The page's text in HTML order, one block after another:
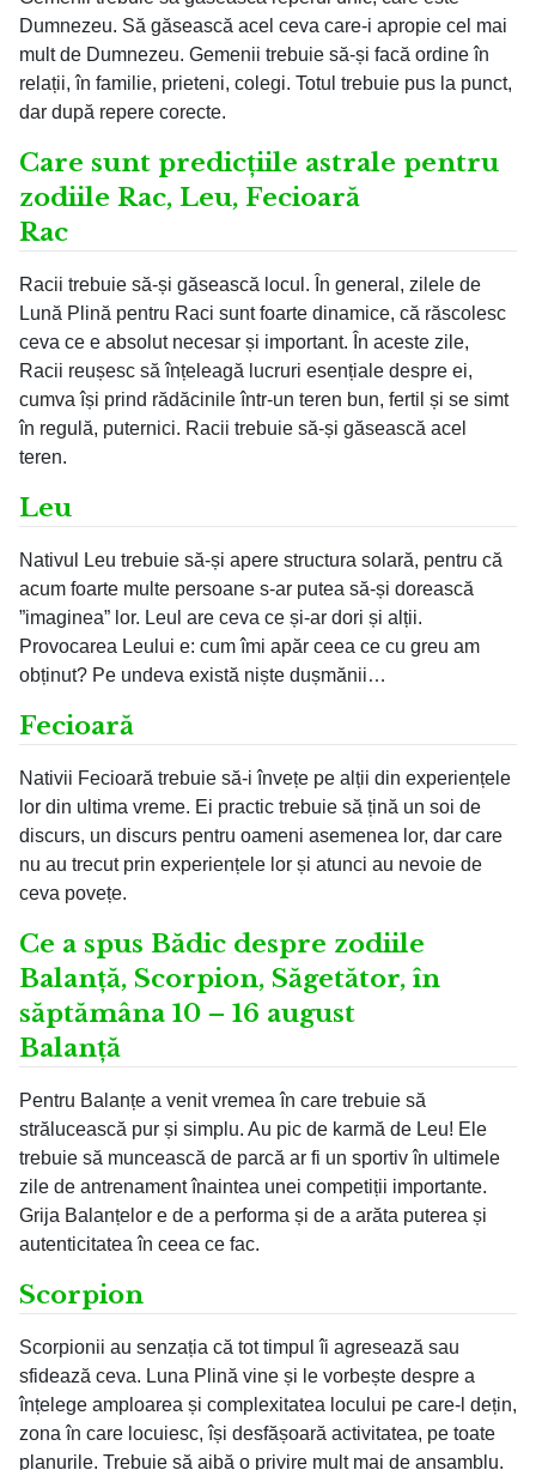
Dumnezeu. Să găsească acel ceva care-i apropie cel mai
mult de Dumnezeu. Gemenii trebuie să-și facă ordine în
relații, în familie, prieteni, colegi. Totul trebuie pus la punct,
dar după repere corecte.
Care sunt predicțiile astrale pentru
zodiile Rac, Leu, Fecioară
Rac
Racii trebuie să-și găsească locul. În general, zilele de
Lună Plină pentru Raci sunt foarte dinamice, că răscolesc
ceva ce e absolut necesar și important. În aceste zile,
Racii reușesc să înțeleagă lucruri esențiale despre ei,
cumva își prind rădăcinile într-un teren bun, fertil și se simt
în regulă, puternici. Racii trebuie să-și găsească acel
teren.
Leu
Nativul Leu trebuie să-și apere structura solară, pentru că
acum foarte multe persoane s-ar putea să-și dorească
”imaginea” lor. Leul are ceva ce și-ar dori și alții.
Provocarea Leului e: cum îmi apăr ceea ce cu greu am
obținut? Pe undeva există niște dușmănii…
Fecioară
Nativii Fecioară trebuie să-i învețe pe alții din experiențele
lor din ultima vreme. Ei practic trebuie să țină un soi de
discurs, un discurs pentru oameni asemenea lor, dar care
nu au trecut prin experiențele lor și atunci au nevoie de
ceva povețe.
Ce a spus Bădic despre zodiile
Balanță, Scorpion, Săgetător, în
săptămâna 10 – 16 august
Balanță
Pentru Balanțe a venit vremea în care trebuie să
strălucească pur și simplu. Au pic de karmă de Leu! Ele
trebuie să muncească de parcă ar fi un sportiv în ultimele
zile de antrenament înaintea unei competiții importante.
Grija Balanțelor e de a performa și de a arăta puterea și
autenticitatea în ceea ce fac.
Scorpion
Scorpionii au senzația că tot timpul îi agresează sau
sfidează ceva. Luna Plină vine și le vorbește despre a
înțelege amploarea și complexitatea locului pe care-l dețin,
zona în care locuiesc, își desfășoară activitatea, pe toate
planurile. Trebuie să aibă o privire mult mai de ansamblu.